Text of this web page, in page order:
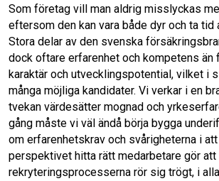
Som företag vill man aldrig misslyckas
eftersom den kan vara både dyr och ta tid
Stora delar av den svenska
dock oftare erfarenhet och kompetens än
karaktär och utvecklingspotential, vilket i
många möjliga kandidater. Vi verkar i en
tvekan värdesätter mognad och
gång måste vi väl ändå börja bygga
om erfarenhetskrav och svårigheterna i
perspektivet hitta rätt medarbetare gör
rekryteringsprocesserna rör sig trögt, i